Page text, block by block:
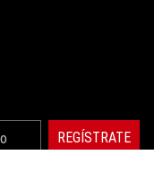
REGÍSTRATE